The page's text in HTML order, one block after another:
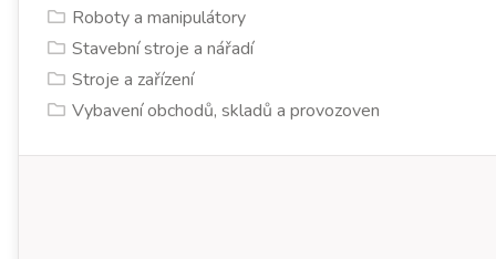
Roboty a manipulátory
Stavební stroje a nářadí
Stroje a zařízení
Vybavení obchodů, skladů a provozoven